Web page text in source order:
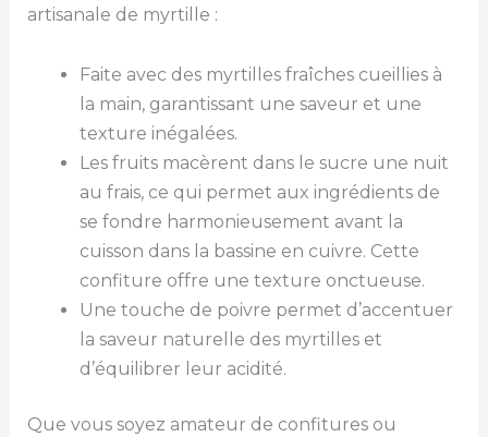
artisanale de myrtille :
Faite avec des myrtilles fraîches cueillies à
la main, garantissant une saveur et une
texture inégalées.
Les fruits macèrent dans le sucre une nuit
au frais, ce qui permet aux ingrédients de
se fondre harmonieusement avant la
cuisson dans la bassine en cuivre. Cette
confiture offre une texture onctueuse.
Une touche de poivre permet d’accentuer
la saveur naturelle des myrtilles et
d’équilibrer leur acidité.
Que vous soyez amateur de confitures ou